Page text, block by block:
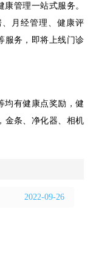
管理一站式服务。
月经管理、健康评
服务，即将上线门诊
均有健康点奖励，健
金条、净化器、相机
2022-09-26